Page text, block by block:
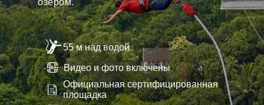
озером.
Видео и фото включены
Официальная сертифицированная
площадка
55 м над водой